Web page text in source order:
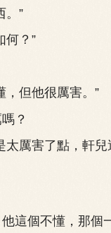
”
？”
但他很厲害。”
？
害了點，軒兒
個不懂，那個一